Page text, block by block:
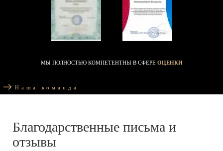
МЫ ПОЛНОСТЬЮ КОМПЕТЕНТНЫ В СФЕРЕ ОЦЕНКИ
Наша команда
Благодарственные письма и
отзывы